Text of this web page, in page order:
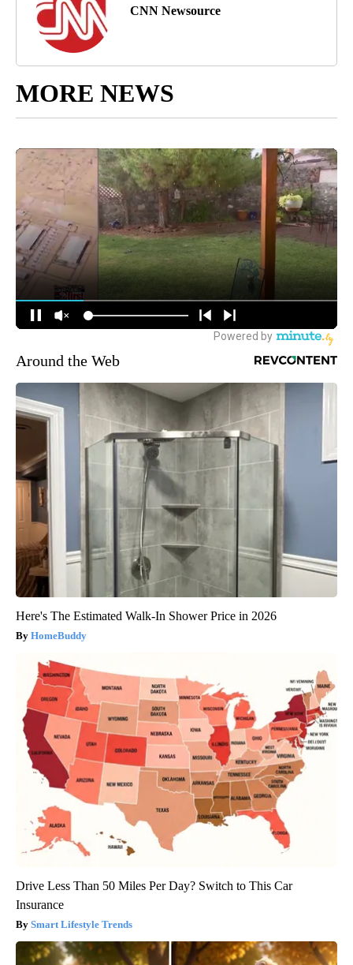
CNN Newsource
MORE NEWS
Around the Web
Here's The Estimated Walk-In Shower Price in 2026
HomeBuddy
Drive Less Than 50 Miles Per Day? Switch to This Car
Insurance
Smart Lifestyle Trends